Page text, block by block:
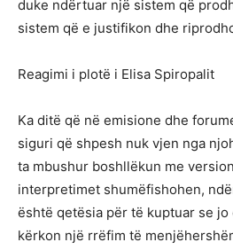
duke ndërtuar një sistem që
sistem që e justifikon dhe
Reagimi i plotë i Elisa Spiropalit
Ka ditë që në emisione dhe
siguri që shpesh nuk vjen nga
ta mbushur boshllëkun me
interpretimet shumëfishohen,
është qetësia për të kuptuar se jo
kërkon një rrëfim të